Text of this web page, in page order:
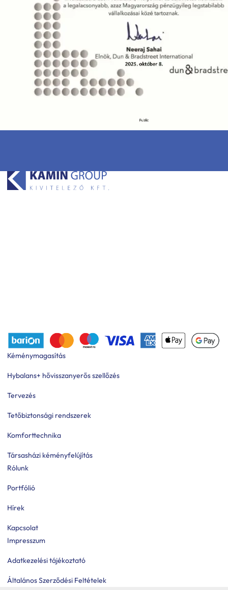
Kéménymagasítás
Hybalans+ hővisszanyerős szellőzés
Tervezés
Tetőbiztonsági rendszerek
Komforttechnika
Társasházi kéményfelújítás
Rólunk
Portfólió
Hírek
Kapcsolat
Impresszum
Adatkezelési tájékoztató
Általános Szerződési Feltételek